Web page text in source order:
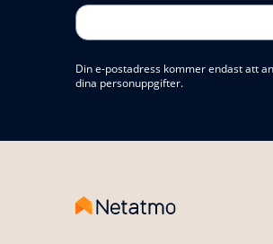
Din e-postadress kommer endast att
dina personuppgifter.